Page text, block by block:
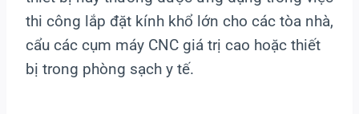
thi công lắp đặt kính khổ lớn cho các tòa nhà,
cẩu các cụm máy CNC giá trị cao hoặc thiết
bị trong phòng sạch y tế.